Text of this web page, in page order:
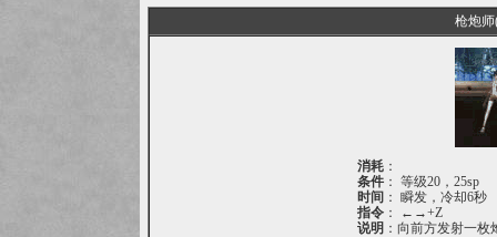
枪炮
消耗 ：
条件 ： 等级20，25sp
时间 ： 瞬发，冷却6秒
指令 ： ←→+Z
说明 ：向前方发射一